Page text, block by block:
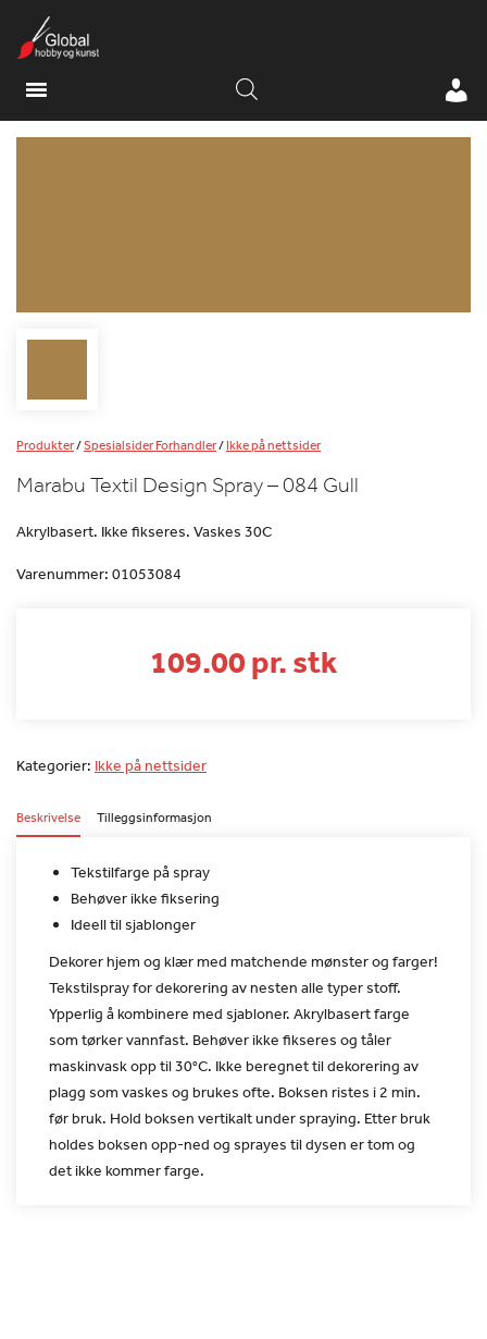
Produkter/Spesialsider Forhandler/Ikke på nettsider
Marabu Textil Design Spray – 084 Gull
Akrylbasert. Ikke fikseres. Vaskes 30C
Varenummer: 01053084
109.00 pr. stk
Kategorier: Ikke på nettsider
Beskrivelse Tilleggsinformasjon
Tekstilfarge på spray
Behøver ikke fiksering
Ideell til sjablonger
Dekorer hjem og klær med matchende mønster og farger!
Tekstilsprayfor dekorering av nesten alle typer stoff.
Ypperlig å kombinere med sjabloner. Akrylbasert farge
som tørker vannfast. Behøver ikke fikseres og tåler
maskinvask opp til 30°C. Ikke beregnet tildekorering av
plagg som vaskes og brukes ofte. Boksen ristes i 2 min.
før bruk. Hold boksen vertikalt under spraying. Etter bruk
holdes boksen opp-ned og sprayes til dysen er tom og
det ikke kommer farge.